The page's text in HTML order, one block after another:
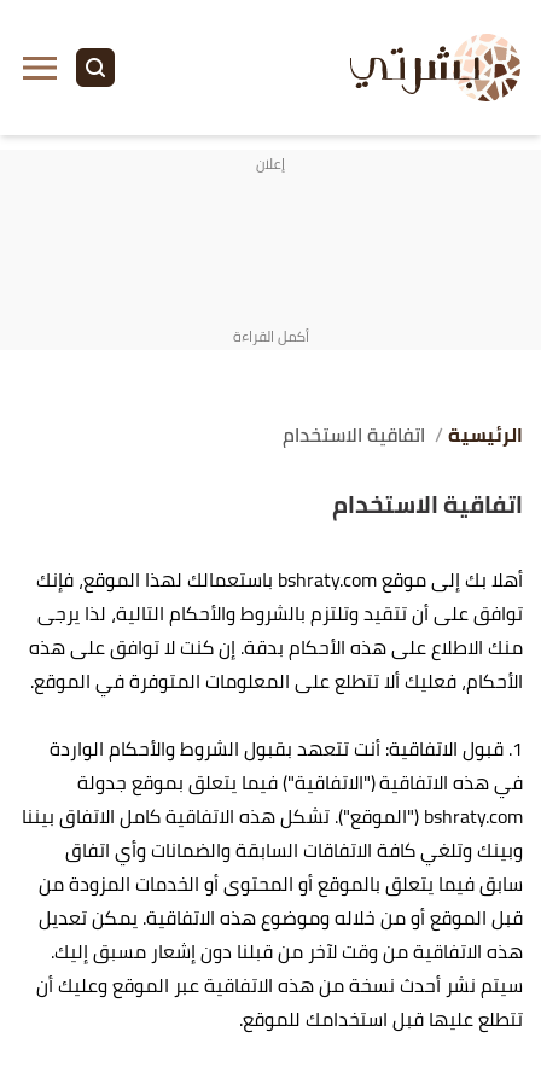
الرئيسية اتفاقية الاستخدام
اتفاقية الاستخدام
أهلا بك إلى موقع bshraty.com باستعمالك لهذا الموقع، فإنك
توافق على أن تتقيد وتلتزم بالشروط والأحكام التالية، لذا يرجى
منك الاطلاع على هذه الأحكام بدقة. إن كنت لا توافق على هذه
الأحكام، فعليك ألا تتطلع على المعلومات المتوفرة في الموقع.
1. قبول الاتفاقية: أنت تتعهد بقبول الشروط والأحكام الواردة
في هذه الاتفاقية ("الاتفاقية") فيما يتعلق بموقع جدولة
bshraty.com ("الموقع"). تشكل هذه الاتفاقية كامل الاتفاق بيننا
وبينك وتلغي كافة الاتفاقات السابقة والضمانات وأي اتفاق
سابق فيما يتعلق بالموقع أو المحتوى أو الخدمات المزودة من
قبل الموقع أو من خلاله وموضوع هذه الاتفاقية. يمكن تعديل
هذه الاتفاقية من وقت لآخر من قبلنا دون إشعار مسبق إليك.
سيتم نشر أحدث نسخة من هذه الاتفاقية عبر الموقع وعليك أن
تتطلع عليها قبل استخدامك للموقع.